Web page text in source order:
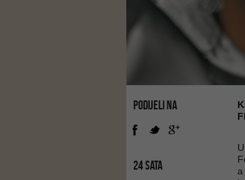
PODIJELI NA
24 SATA
a